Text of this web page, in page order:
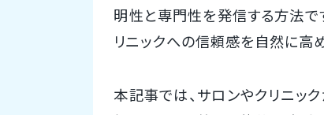
明性と専門性を発信する方法で
リニックへの信頼感を自然に高
本記事では、サロンやクリニッ